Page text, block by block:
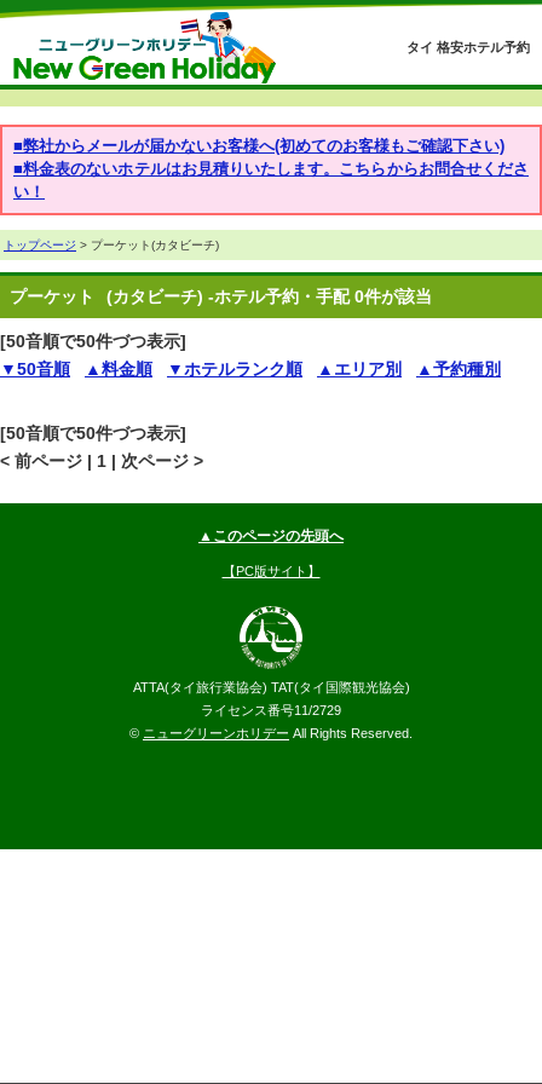
タイ 格安ホテル予約
■弊社からメールが届かないお客様へ(初めてのお客様もご確認下さい)
■料金表のないホテルはお見積りいたします。こちらからお問合せくださ
い！
トップページ > プーケット(カタビーチ)
プーケット (カタビーチ) -ホテル予約・手配 0件が該当
[50音順で50件づつ表示]
▼50音順
▲料金順 ▼ホテルランク順 ▲エリア別 ▲予約種別
[50音順で50件づつ表示]
< 前ページ | 1 | 次ページ >
▲このページの先頭へ
【PC版サイト】
ATTA(タイ旅行業協会) TAT(タイ国際観光協会)
ライセンス番号11/2729
© ニューグリーンホリデー All Rights Reserved.